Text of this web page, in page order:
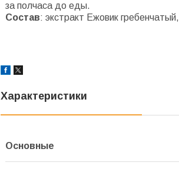
за полчаса до еды.
Состав: экстракт Ежовик
Характеристики
Основные